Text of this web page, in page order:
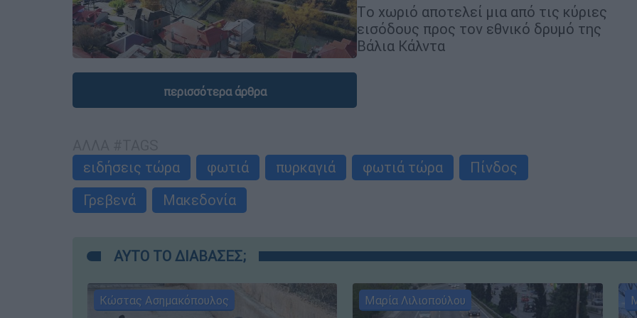
Tο χωριό αποτελεί μια από τις κύριες
εισόδους προς τον εθνικό δρυμό της
Βάλια Κάλντα
περισσότερα άρθρα
ειδήσεις τώρα
φωτιά πυρκαγιά φωτιά τώρα
Πίνδος
Γρεβενά
Μακεδονία
ΑΥΤΟ ΤΟ ΔΙΑΒΑΣΕΣ;
Κώστας Ασημακόπουλος Μαρία Λιλιοπούλου